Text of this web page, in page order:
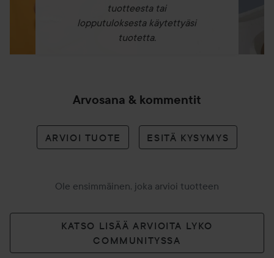
1. Ravista hyvin ennen käyttöä ja pidä purkkia
saavuttamiseksi
tuotteesta tai
lopputuloksesta käytettyäsi
tuotetta.
Arvosana & kommentit
ARVIOI TUOTE ESITÄ KYSYMYS
Ole ensimmäinen, joka arvioi tuotteen
KATSO LISÄÄ ARVIOITA LYKO
COMMUNITYSSA